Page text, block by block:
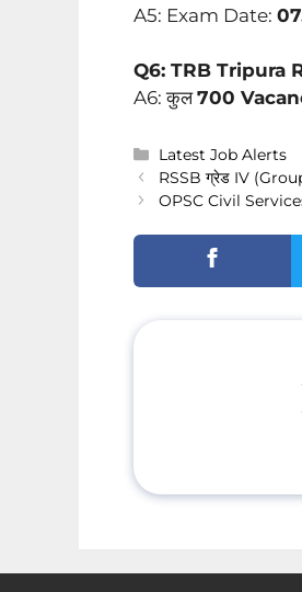
A5: Exam Date:
Q6: TRB Tripura
A6: कुल700
Categories
Latest Job Alerts
RSSB ग्रेड IV
OPSC Civil